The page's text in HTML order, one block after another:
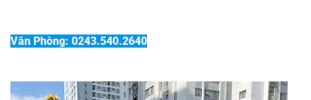
Văn Phòng: 0243.540.2640